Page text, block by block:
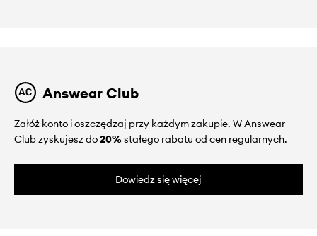
Answear Club
Załóż konto i oszczędzaj przy każdym zakupie. W Answear
Club zyskujesz do20%stałego rabatu od cen regularnych.
Dowiedz się więcej